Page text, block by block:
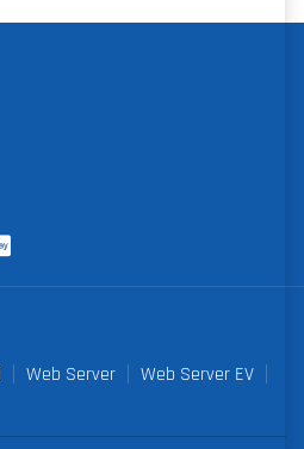
Web Server
Web Server EV